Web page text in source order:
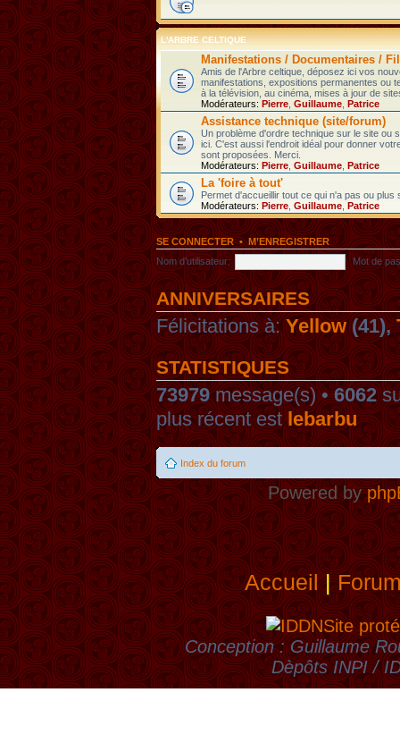
L'ARBRE CELTIQUE
Manifestations / Documentaires /
Amis de l'Arbre celtique, déposez ici vos
manifestations, expositions permanentes ou
à la télévision, au cinéma, mises à jour de
Modérateurs: Pierre Guillaume Patrice
Assistance technique (site/forum)
Un problème d'ordre technique sur le site ou
ici. C'est aussi l'endroit idéal pour donner
sont proposées. Merci.
Modérateurs: Pierre Guillaume Patrice
La 'foire à tout'
Permet d'accueillir tout ce qui n'a pas ou
Modérateurs: Pierre Guillaume Patrice
SE CONNECTER•M’ENREGISTRER
Nom d’utilisateur:
Mot de
ANNIVERSAIRES
Félicitations à:Yellow(41),
STATISTIQUES
73979message(s) •6062
plus récent estlebarbu
Index du forum
Powered by
Accueil|
Site
Conception : Guillaume
Dèpôts INPI /